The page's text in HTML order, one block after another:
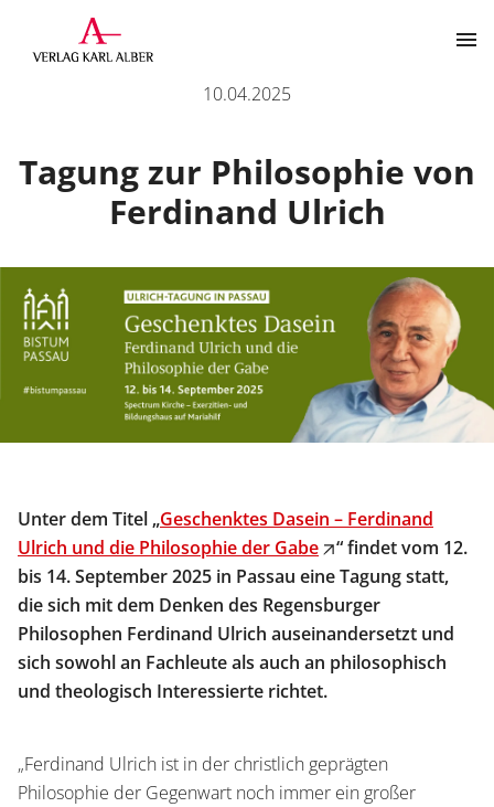
Der Verlag
Über uns
News
Programm
Zeitschriften
Prospekte und Kataloge
Wissenschaftlich publizieren
Wissenschaftlich publizieren
Open Access
Handelsinfo
Shop
Inlibra
Kontakt
Ankündigung: Ulrich-Tagung in Passau
10.04.2025
Tagung zur Philosophie von
Ferdinand Ulrich
Unter dem Titel „Geschenktes Dasein – Ferdinand
Ulrich und die Philosophie der Gabe
“ findet vom 12.
bis 14. September 2025 in Passau eine Tagung statt,
die sich mit dem Denken des Regensburger
Philosophen Ferdinand Ulrich auseinandersetzt und
sich sowohl an Fachleute als auch an philosophisch
und theologisch Interessierte richtet.
„Ferdinand Ulrich ist in der christlich geprägten
Philosophie der Gegenwart noch immer ein großer